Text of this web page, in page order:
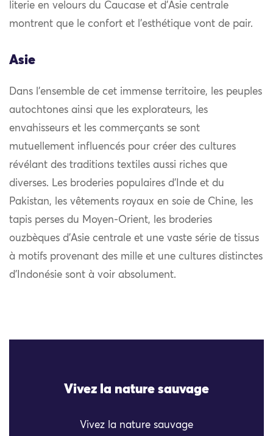
literie en velours du Caucase et d’Asie centrale
montrent que le confort et l’esthétique vont de pair.
Asie
Dans l’ensemble de cet immense territoire, les peuples
autochtones ainsi que les explorateurs, les
envahisseurs et les commerçants se sont
mutuellement influencés pour créer des cultures
révélant des traditions textiles aussi riches que
diverses. Les broderies populaires d’Inde et du
Pakistan, les vêtements royaux en soie de Chine, les
tapis perses du Moyen-Orient, les broderies
ouzbèques d’Asie centrale et une vaste série de tissus
à motifs provenant des mille et une cultures distinctes
d’Indonésie sont à voir absolument.
Vivez la nature sauvage
Vivez la nature sauvage